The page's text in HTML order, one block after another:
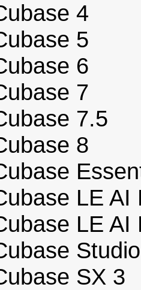
4
5
6
7
7.5
8
LE AI
LE AI
SX 3